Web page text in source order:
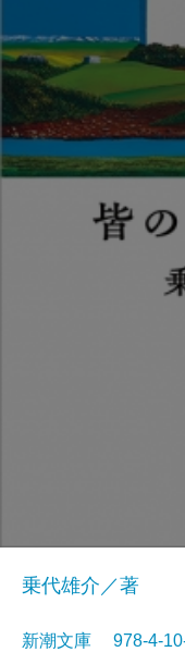
乗代雄介／著
新潮文庫 978-4-